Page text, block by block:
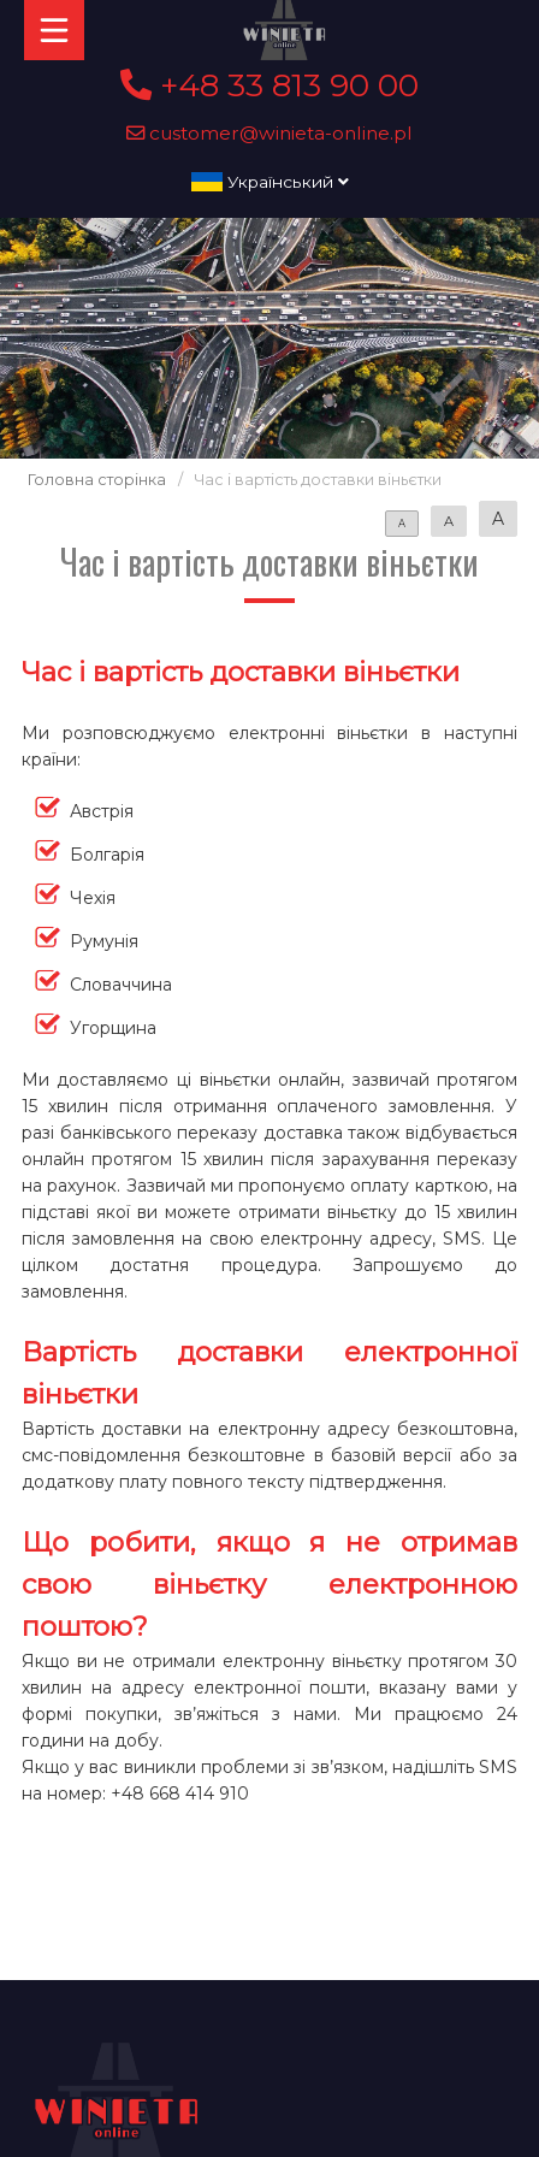
+48 33 813 90 00
customer@winieta-online.pl
Український
Головна сторінка / Час і вартість доставки віньєтки
A A A
Час і вартість доставки віньєтки
Час і вартість доставки віньєтки
Ми розповсюджуємо електронні віньєтки в наступні
країни:
Австрія
Болгарія
Чехія
Румунія
Словаччина
Угорщина
Ми доставляємо ці віньєтки онлайн, зазвичай протягом
15 хвилин після отримання оплаченого замовлення. У
разі банківського переказу доставка також відбувається
онлайн протягом 15 хвилин після зарахування переказу
на рахунок. Зазвичай ми пропонуємо оплату карткою, на
підставі якої ви можете отримати віньєтку до 15 хвилин
після замовлення на свою електронну адресу, SMS. Це
цілком достатня процедура. Запрошуємо до
замовлення.
Вартість доставки електронної
віньєтки
Вартість доставки на електронну адресу безкоштовна,
смс-повідомлення безкоштовне в базовій версії або за
додаткову плату повного тексту підтвердження.
Що робити, якщо я не отримав
свою віньєтку електронною
поштою?
Якщо ви не отримали електронну віньєтку протягом 30
хвилин на адресу електронної пошти, вказану вами у
формі покупки, зв’яжіться з нами. Ми працюємо 24
години на добу.
Якщо у вас виникли проблеми зі зв’язком, надішліть SMS
на номер: +48 668 414 910